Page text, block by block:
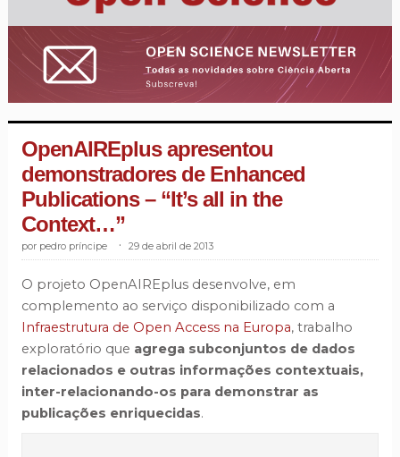
OpenAIREplus apresentou
demonstradores de Enhanced
Publications – “It’s all in the
Context…”
pedro príncipe. 29 de abril de 2013
O projeto OpenAIREplus desenvolve, em
complemento ao serviço disponibilizado com a
Infraestrutura de Open Access na Europa, trabalho
exploratório que agrega subconjuntos de dados
relacionados e outras informações contextuais,
inter-relacionando-os para demonstrar as
publicações enriquecidas.